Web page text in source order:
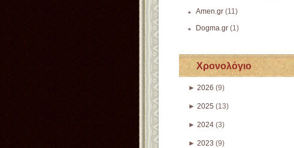
Amen.gr (11)
Dogma.gr (1)
Χρονολόγιο
► 2026 (9)
► 2025 (13)
► 2024 (3)
► 2023 (9)